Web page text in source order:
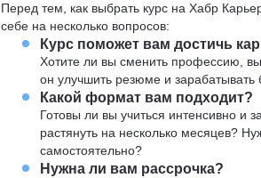
Перед тем, как выбрать курс на Хабр
себе на несколько вопросов:
Курс поможет вам достичь
Хотите ли вы сменить профессию,
он улучшить резюме и зарабатывать
Какой формат вам подходит?
Готовы ли вы учиться интенсивно и
растянуть на несколько месяцев?
самостоятельно?
Нужна ли вам рассрочка?